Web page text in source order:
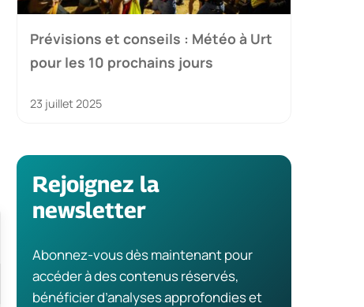
Prévisions et conseils : Météo à Urt
pour les 10 prochains jours
23 juillet 2025
Rejoignez la
newsletter
Abonnez-vous dès maintenant pour
accéder à des contenus réservés,
bénéficier d’analyses approfondies et